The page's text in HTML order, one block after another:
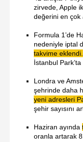
zirvede, Apple
değerini en çok
Formula 1’de
nedeniyle iptal
takvime eklendi.
İstanbul
Londra ve
şehrinde daha
yeni adresleri
şehir sayısını
Haziran ayında
oranla artarak